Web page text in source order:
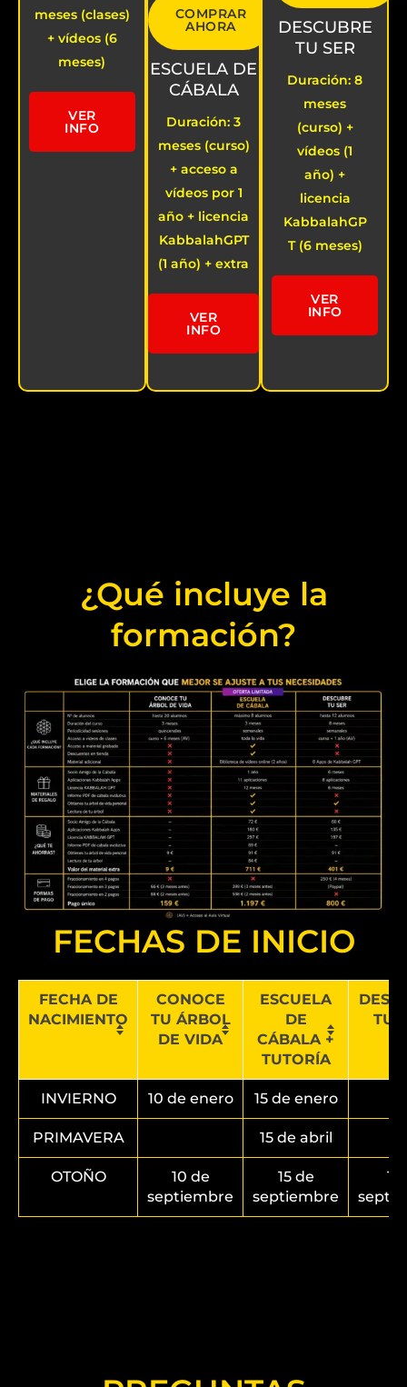
meses (clases)
+ vídeos (6
meses)
VER
INFO
COMPRAR
AHORA
ESCUELA DE
CÁBALA
Duración: 3
meses (curso)
+ acceso a
vídeos por 1
año + licencia
KabbalahGPT
(1 año) + extra
VER
INFO
DESCUBRE
TU SER
Duración: 8
meses
(curso) +
vídeos (1
año) +
licencia
KabbalahGP
T (6 meses)
VER
INFO
¿Qué incluye la
formación?
FECHAS DE INICIO
FECHA DE
NACIMIENTO
CONOCE
TU ÁRBOL
DE VIDA
ESCUELA
DE
CÁBALA +
TUTORÍA
TU
INVIERNO 10 de enero 15 de enero
PRIMAVERA 15 de abril
OTOÑO
10 de
septiembre
15 de
septiembre
1